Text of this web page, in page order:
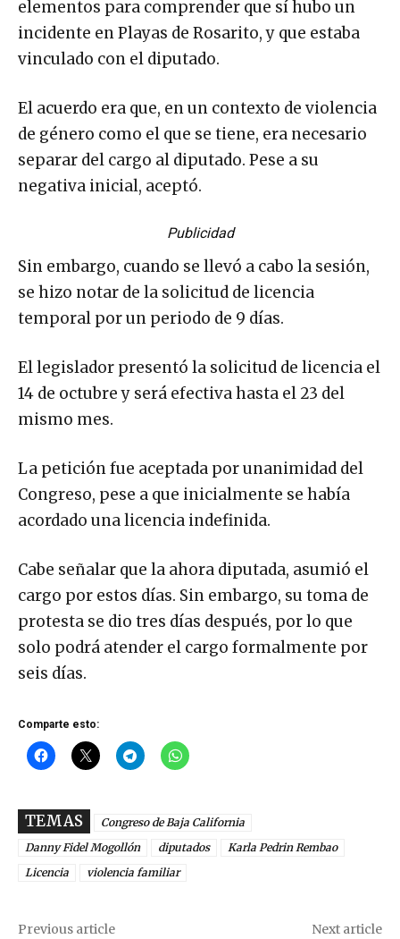
elementos para comprender que sí hubo un
incidente en Playas de Rosarito, y que estaba
vinculado con el diputado.
El acuerdo era que, en un contexto de violencia
de género como el que se tiene, era necesario
separar del cargo al diputado. Pese a su
negativa inicial, aceptó.
Publicidad
Sin embargo, cuando se llevó a cabo la sesión,
se hizo notar de la solicitud de licencia
temporal por un periodo de 9 días.
El legislador presentó la solicitud de licencia el
14 de octubre y será efectiva hasta el 23 del
mismo mes.
La petición fue aceptada por unanimidad del
Congreso, pese a que inicialmente se había
acordado una licencia indefinida.
Cabe señalar que la ahora diputada, asumió el
cargo por estos días. Sin embargo, su toma de
protesta se dio tres días después, por lo que
solo podrá atender el cargo formalmente por
seis días.
Comparte esto:
TEMAS
Congreso de Baja California
Danny Fidel Mogollón
diputados
Karla Pedrin Rembao
Licencia
violencia familiar
Previous article Next article